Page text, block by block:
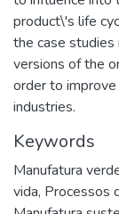
product\'s life
the case
versions of the
order to
industries.
Keywords
Manufatura
vida, Processos